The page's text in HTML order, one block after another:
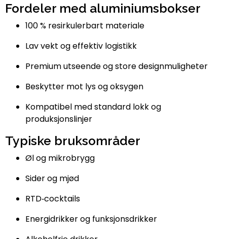
Fordeler med aluminiumsbokser
100 % resirkulerbart materiale
Lav vekt og effektiv logistikk
Premium utseende og store designmuligheter
Beskytter mot lys og oksygen
Kompatibel med standard lokk og
produksjonslinjer
Typiske bruksområder
Øl og mikrobrygg
Sider og mjød
RTD‑cocktails
Energidrikker og funksjonsdrikker